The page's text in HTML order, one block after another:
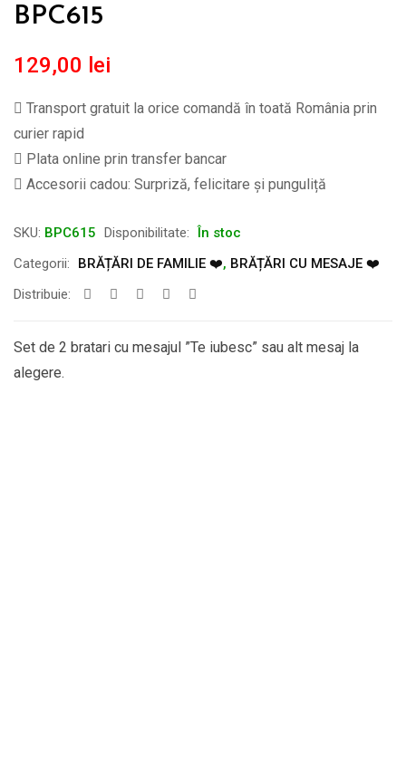
BPC615
129,00 lei
Transport gratuit la orice comandă în toată România prin
curier rapid
Plata online prin transfer bancar
Accesorii cadou: Surpriză, felicitare și punguliță
SKU: BPC615 Disponibilitate: În stoc
Categorii:
BRĂȚĂRI DE FAMILIE ❤️, BRĂȚĂRI CU MESAJE ❤️
Distribuie:
Set de 2 bratari cu mesajul ”Te iubesc” sau alt mesaj la
alegere.